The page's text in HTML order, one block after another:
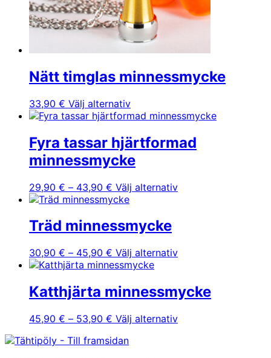
Nätt timglas minnessmycke
33,90 € Välj alternativDen
här
har
flera
varianter.
olika
väljas
på
produktsidan
Fyra tassar hjärtformad
minnessmycke
29,90 € – 43,90 € Prisintervall:
29,90 €
43,90 €
Välj alternativDen
De
alternativen
kan
på
Träd minnessmycke
30,90 € – 45,90 € Prisintervall:
30,90 €
45,90 €
Välj alternativDen
har
flera
De
Katthjärta minnessmycke
45,90 € – 53,90 € Prisintervall:
till
Välj alternativDen